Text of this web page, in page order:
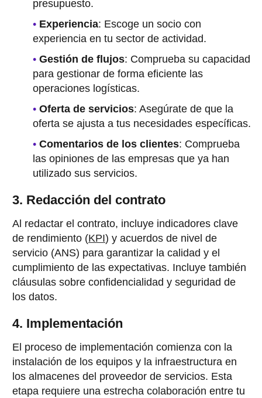
presupuesto.
Experiencia: Escoge un socio con
experiencia en tu sector de actividad.
Gestión de flujos: Comprueba su capacidad
para gestionar de forma eficiente las
operaciones logísticas.
Oferta de servicios: Asegúrate de que la
oferta se ajusta a tus necesidades específicas.
Comentarios de los clientes: Comprueba
las opiniones de las empresas que ya han
utilizado sus servicios.
3. Redacción del contrato
Al redactar el contrato, incluye indicadores clave
de rendimiento (KPI) y acuerdos de nivel de
servicio (ANS) para garantizar la calidad y el
cumplimiento de las expectativas. Incluye también
cláusulas sobre confidencialidad y seguridad de
los datos.
4. Implementación
El proceso de implementación comienza con la
instalación de los equipos y la infraestructura en
los almacenes del proveedor de servicios. Esta
etapa requiere una estrecha colaboración entre tu